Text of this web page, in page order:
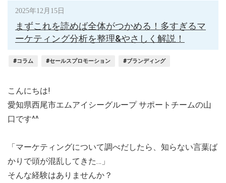
2025年12月15日
まずこれを読めば全体がつかめる！多すぎるマ
ーケティング分析を整理&やさしく解説！
#コラム #セールスプロモーション #ブランディング
こんにちは!
愛知県西尾市エムアイシーグループ サポートチームの山
口です^^
「マーケティングについて調べだしたら、知らない言葉ば
かりで頭が混乱してきた…」
そんな経験はありませんか？